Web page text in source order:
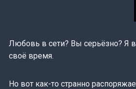
Любовь в сети? Вы серьёзно? Я
своё время.
Но вот как-то странно